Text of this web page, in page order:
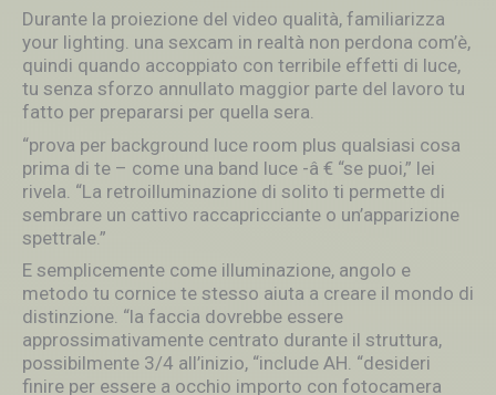
Durante la proiezione del video qualità, familiarizza
your lighting. una sexcam in realtà non perdona com’è,
quindi quando accoppiato con terribile effetti di luce,
tu senza sforzo annullato maggior parte del lavoro tu
fatto per prepararsi per quella sera.
“prova per background luce room plus qualsiasi cosa
prima di te – come una band luce -â € “se puoi,” lei
rivela. “La retroilluminazione di solito ti permette di
sembrare un cattivo raccapricciante o un’apparizione
spettrale.”
E semplicemente come illuminazione, angolo e
metodo tu cornice te stesso aiuta a creare il mondo di
distinzione. “la faccia dovrebbe essere
approssimativamente centrato durante il struttura,
possibilmente 3/4 all’inizio, “include AH. “desideri
finire per essere a occhio importo con fotocamera